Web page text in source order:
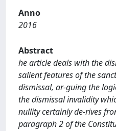
Anno
2016
Abstract
he article deals with the
salient features of the
dismissal, ar-guing the
the dismissal invalidity
nullity certainly de-rives
paragraph 2 of the